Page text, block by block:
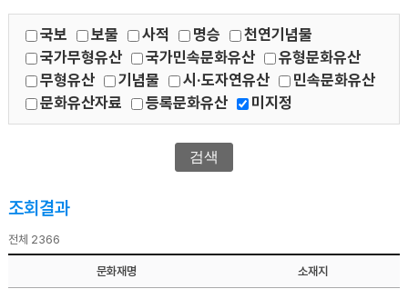
국보 보물 사적 명승
천연기념물
국가무형유산
국가민속문화유산
유형문화유산
무형유산
기념물 시·도자연유산
민속문화유산
문화유산자료
등록문화유산 미지정
조회결과
전체 2366
문화재명 소재지